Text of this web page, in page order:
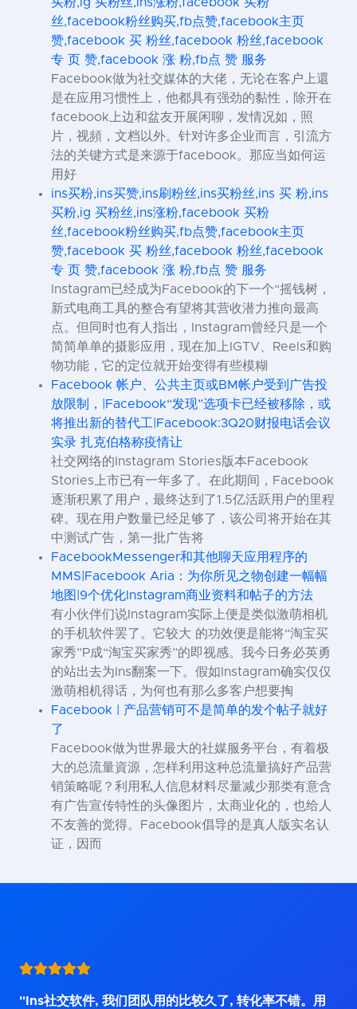
买粉,ig 买粉丝,ins涨粉,facebook 买粉
丝,facebook粉丝购买,fb点赞,facebook主页
赞,facebook 买 粉丝,facebook 粉丝,facebook
专 页 赞,facebook 涨 粉,fb点 赞 服务
Facebook做为社交媒体的大佬，无论在客户上還
是在应用习惯性上，他都具有强劲的黏性，除开在
facebook上边和盆友开展闲聊，发情况如，照
片，视頻，文档以外。针对许多企业而言，引流方
法的关键方式是来源于facebook。那应当如何运
用好
ins买粉,ins买赞,ins刷粉丝,ins买粉丝,ins 买 粉,ins
买粉,ig 买粉丝,ins涨粉,facebook 买粉
丝,facebook粉丝购买,fb点赞,facebook主页
赞,facebook 买 粉丝,facebook 粉丝,facebook
专 页 赞,facebook 涨 粉,fb点 赞 服务
Instagram已经成为Facebook的下一个“摇钱树，
新式电商工具的整合有望将其营收潜力推向最高
点。但同时也有人指出，Instagram曾经只是一个
简简单单的摄影应用，现在加上IGTV、Reels和购
物功能，它的定位就开始变得有些模糊
Facebook 帐户、公共主页或BM帐户受到广告投
放限制，|Facebook“发现”选项卡已经被移除，或
将推出新的替代工|Facebook:3Q20财报电话会议
实录 扎克伯格称疫情让
社交网络的Instagram Stories版本Facebook
Stories上市已有一年多了。在此期间，Facebook
逐渐积累了用户，最终达到了1.5亿活跃用户的里程
碑。现在用户数量已经足够了，该公司将开始在其
中测试广告，第一批广告将
FacebookMessenger和其他聊天应用程序的
MMS|Facebook Aria：为你所见之物创建一幅幅
地图|9个优化Instagram商业资料和帖子的方法
有小伙伴们说Instagram实际上便是类似激萌相机
的手机软件罢了。它较大 的功效便是能将“淘宝买
家秀”P成“淘宝买家秀”的即视感。我今日务必英勇
的站出去为Ins翻案一下。假如Instagram确实仅仅
激萌相机得话，为何也有那么多客户想要掏
Facebook | 产品营销可不是简单的发个帖子就好
了
Facebook做为世界最大的社媒服务平台，有着极
大的总流量資源，怎样利用这种总流量搞好产品营
销策略呢？利用私人信息材料尽量减少那类有意含
有广告宣传特性的头像图片，太商业化的，也给人
不友善的觉得。Facebook倡导的是真人版实名认
证，因而
"Ins社交软件, 我们团队用的比较久了, 转化率不错。用